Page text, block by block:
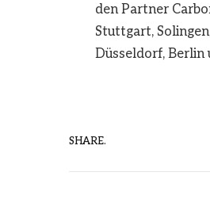
den Partner
Stuttgart,
Düsseldorf,
SHARE.